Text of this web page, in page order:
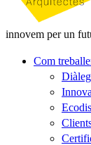
innovem per un
Com